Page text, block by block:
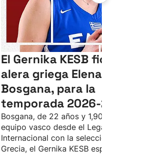
El Gernika KESB ficha a
alera griega Elena
Bosgana, para la
temporada 2026-2027
Bosgana, de 22 años y 1,90, llega al
equipo vasco desde el Leganés.
Internacional con la selección de
Grecia, el Gernika KESB espera que